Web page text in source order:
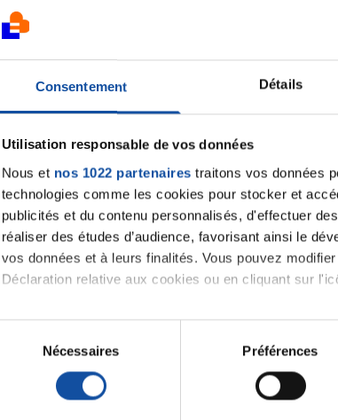
Consentement Détails
Utilisation responsable de vos données
Nous et nos 1022 partenaires traitons vos données
technologies comme les cookies pour stocker et
publicités et du contenu personnalisés, d'effectuer
réaliser des études d’audience, favorisant ainsi le
vos données et à leurs finalités. Vous pouvez
Déclaration relative aux cookies ou en cliquant sur
Si vous le permettez, nous aimerions également :
Collecter des informations sur votre
digitales).
Pour en savoir plus sur le traitement de vos
Nécessaires Préférences